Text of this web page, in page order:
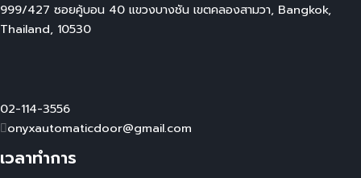
999/427 ซอยคู้บอน 40 แขวงบางชัน เขตคลองสามวา, Bangkok,
Thailand, 10530
02-114-3556
onyxautomaticdoor@gmail.com
เวลาทำการ